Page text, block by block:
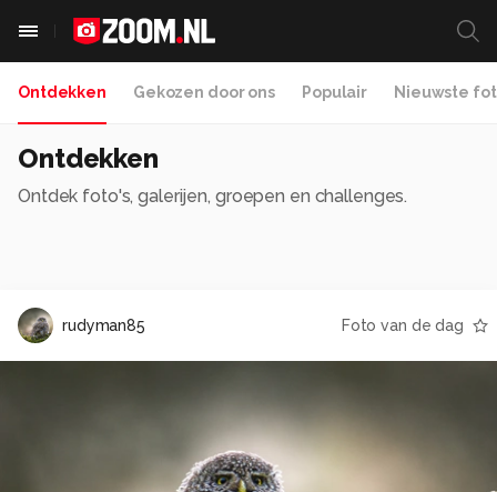
Ontdekken Gekozen door ons Populair Nieuwste
Ontdekken
Ontdek foto's, galerijen, groepen en challenges.
rudyman85 Foto van de dag